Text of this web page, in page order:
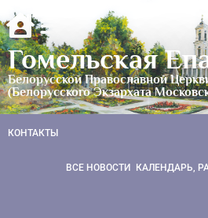
Гомельская
Белорусской Православной
(Белорусского Экзархата
КОНТАКТЫ
ВСЕ НОВОСТИ КАЛЕНДАРЬ,